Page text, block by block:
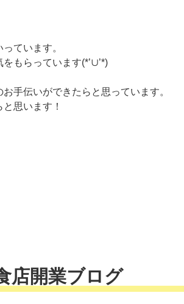
ています。
もらっています(*’∪’*)
手伝いができたらと思っています。
思います！
店開業ブログ